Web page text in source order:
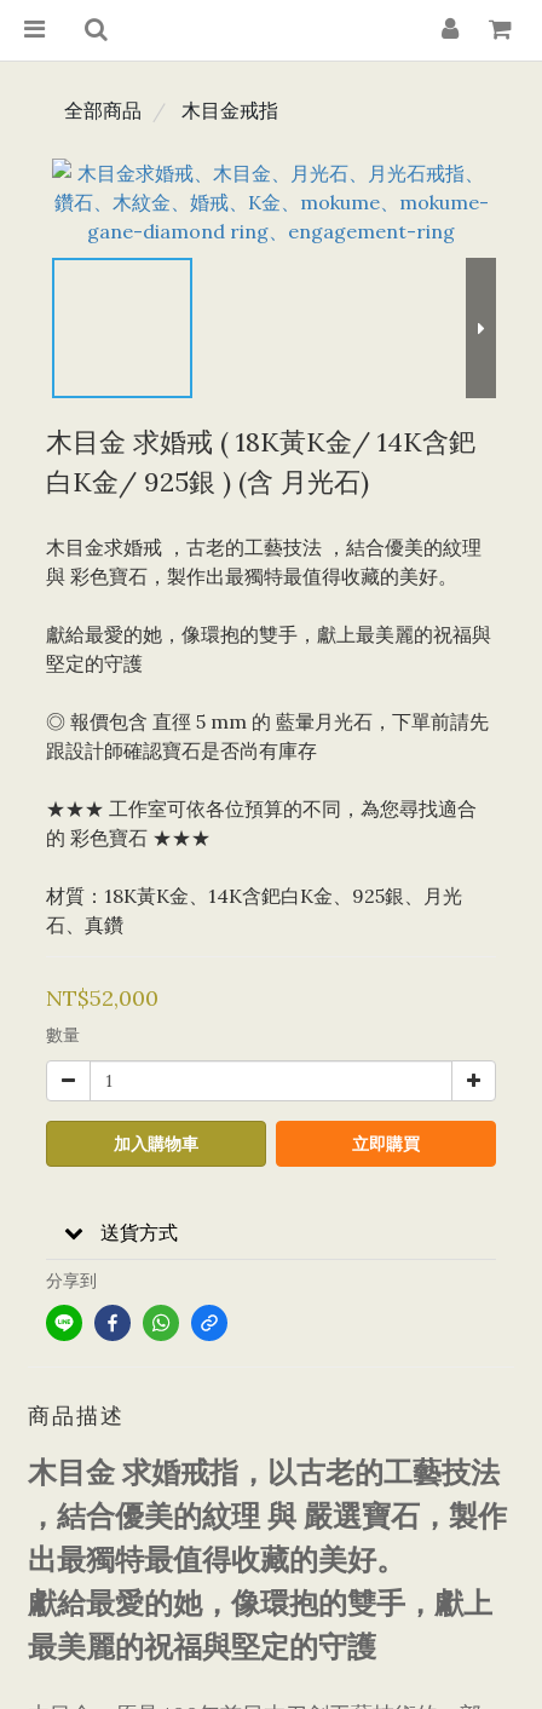
全部商品 木目金戒指
木目金 求婚戒 ( 18K黃K金/ 14K含鈀
白K金/ 925銀 ) (含 月光石)
木目金求婚戒 ，古老的工藝技法 ，結合優美的紋理
與 彩色寶石，製作出最獨特最值得收藏的美好。
獻給最愛的她，像環抱的雙手，獻上最美麗的祝福與
堅定的守護
◎ 報價包含 直徑 5 mm 的 藍暈月光石，下單前請先
跟設計師確認寶石是否尚有庫存
★★★ 工作室可依各位預算的不同，為您尋找適合
的 彩色寶石 ★★★
材質：18K黃K金、14K含鈀白K金、925銀、月光
石、真鑽
NT$52,000
數量
加入購物車 立即購買
送貨方式
分享到
商品描述
木目金 求婚戒指，以古老的工藝技法
，結合優美的紋理 與 嚴選寶石，製作
出最獨特最值得收藏的美好。
獻給最愛的她，像環抱的雙手，獻上
最美麗的祝福與堅定的守護